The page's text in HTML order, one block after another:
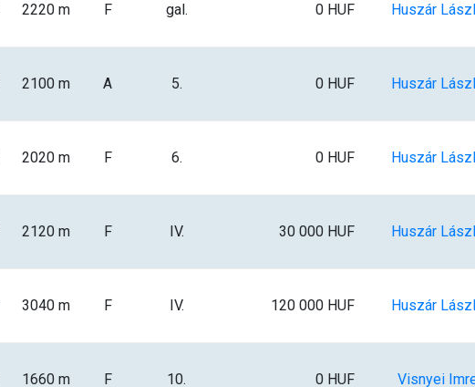
2220 m F gal. 0 HUF Huszár
2100 m A 5. 0 HUF Huszár
2020 m F 6. 0 HUF Huszár
2120 m F IV. 30 000 HUF Huszár
3040 m F IV. 120 000 HUF Huszár
1660 m F 10. 0 HUF Visnyei